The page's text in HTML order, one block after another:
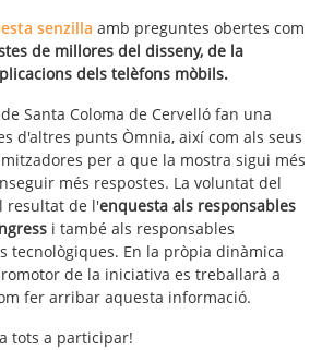
senzilla amb preguntes obertes com
de millores del disseny, de la
dels telèfons mòbils.
Santa Coloma de Cervelló fan una
d'altres punts Òmnia, així com als seus
per a que la mostra sigui més
més respostes. La voluntat del
resultat de l'enquesta als responsables
i també als responsables
tecnològiques. En la pròpia dinàmica
de la iniciativa es treballarà a
fer arribar aquesta informació.
tots a participar!